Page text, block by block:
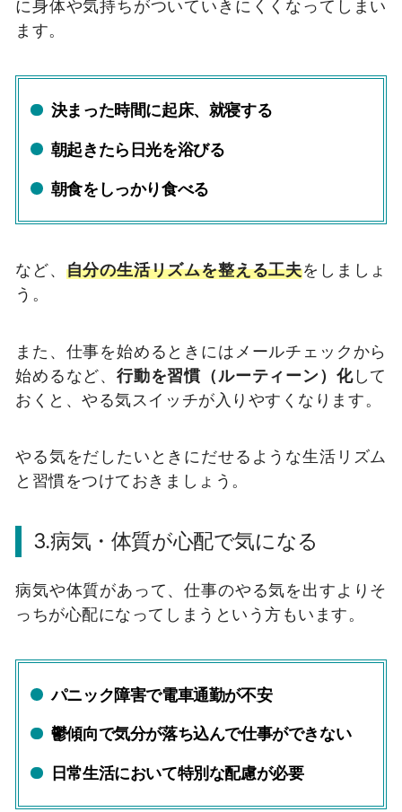
に身体や気持ちがついていきにくくなってしまい
ます。
決まった時間に起床、就寝する
朝起きたら日光を浴びる
朝食をしっかり食べる
など、 自分の生活リズムを整える工夫をしましょ
う。
また、仕事を始めるときにはメールチェックから
始めるなど、 行動を習慣（ルーティーン）化して
おくと、やる気スイッチが入りやすくなります。
やる気をだしたいときにだせるような生活リズム
と習慣をつけておきましょう。
3.病気・体質が心配で気になる
病気や体質があって、仕事のやる気を出すよりそ
っちが心配になってしまうという方もいます。
パニック障害で電車通勤が不安
鬱傾向で気分が落ち込んで仕事ができない
日常生活において特別な配慮が必要